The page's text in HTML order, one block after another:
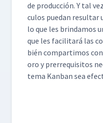
de pro­duc­ción. Y tal
cu­los puedan
lo que les brindamos
que les facil­i­tará las
bién com­par­ti­mos
oro y pre­rreq­ui­si­tos
tema Kan­ban sea